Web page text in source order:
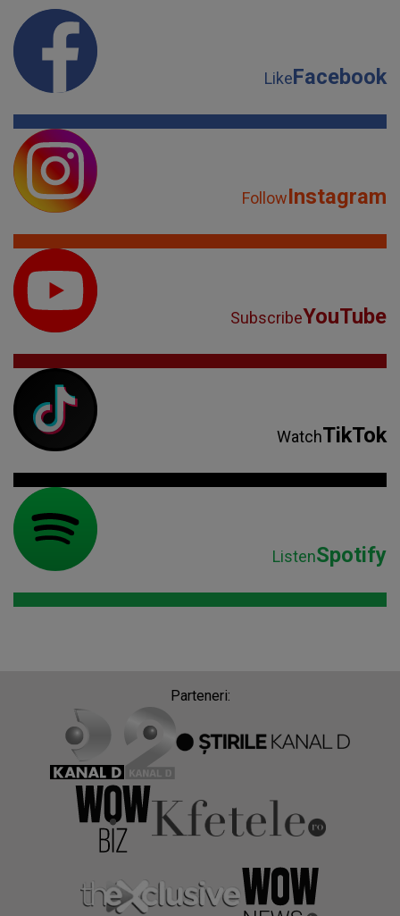
LikeFacebook
FollowInstagram
SubscribeYouTube
WatchTikTok
ListenSpotify
Parteneri: